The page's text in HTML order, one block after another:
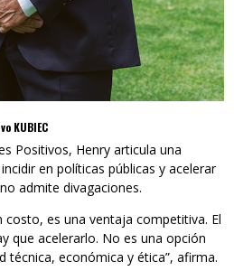
KUBIEC
Positivos, Henry articula una
en políticas públicas y acelerar
admite divagaciones.
costo, es una ventaja competitiva. El
que acelerarlo. No es una opción
técnica, económica y ética”, afirma.